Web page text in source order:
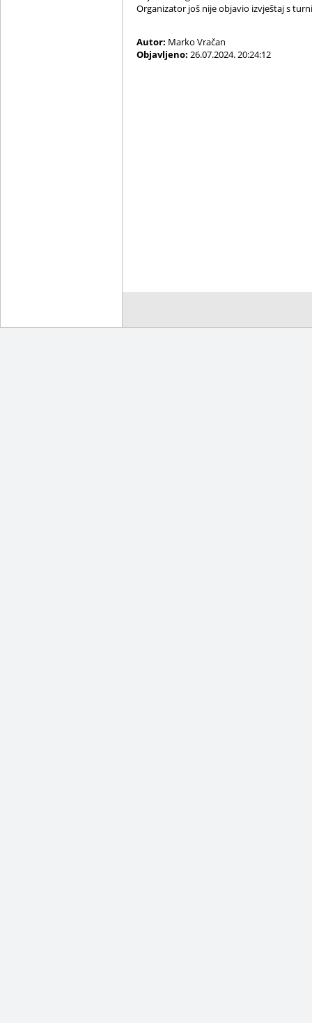
Organizator još nije objavio izvještaj s
Autor: Marko Vračan
Objavljeno: 26.07.2024. 20:24:12